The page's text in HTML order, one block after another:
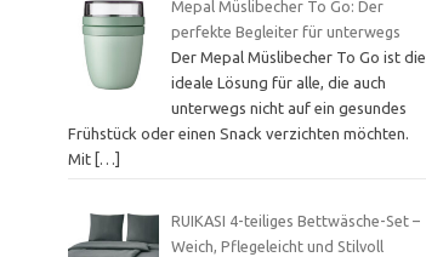
Mepal Müslibecher To Go: Der
perfekte Begleiter für unterwegs
Der Mepal Müslibecher To Go ist die
ideale Lösung für alle, die auch
unterwegs nicht auf ein gesundes
Frühstück oder einen Snack verzichten möchten.
Mit […]
RUIKASI 4-teiliges Bettwäsche-Set –
Weich, Pflegeleicht und Stilvoll